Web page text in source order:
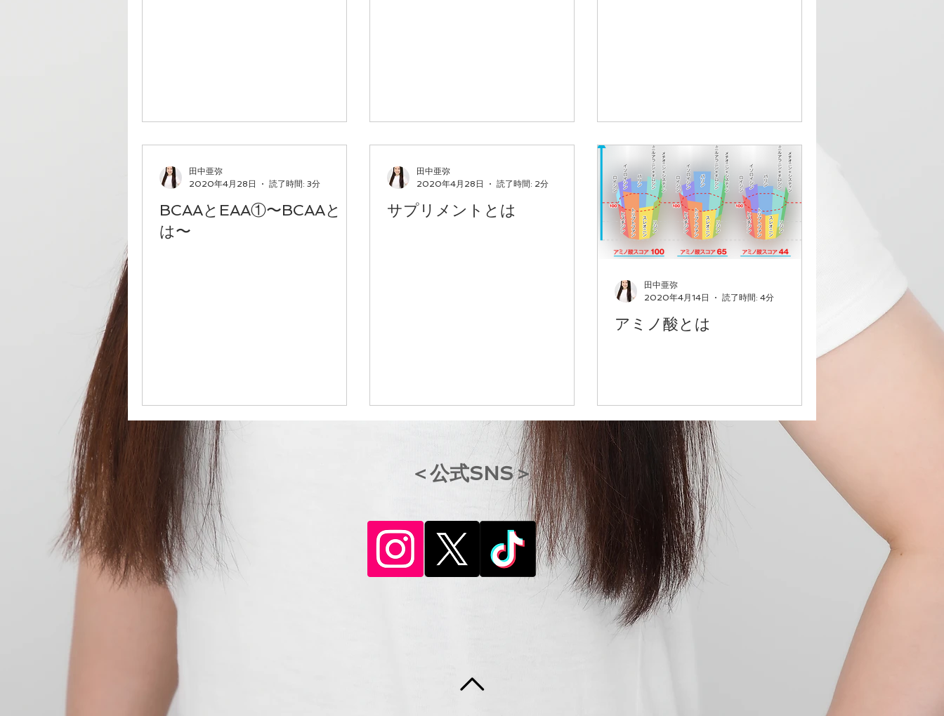
BCAAとEAA①〜BCAAと
は〜
田中亜弥
2020年4月28日
読了時間: 3分
サプリメントとは
田中亜弥
2020年4月28日
読了時間: 2分
アミノ酸とは
田中亜弥
2020年4月14日
読了時間: 4分
​＜公式SNS＞